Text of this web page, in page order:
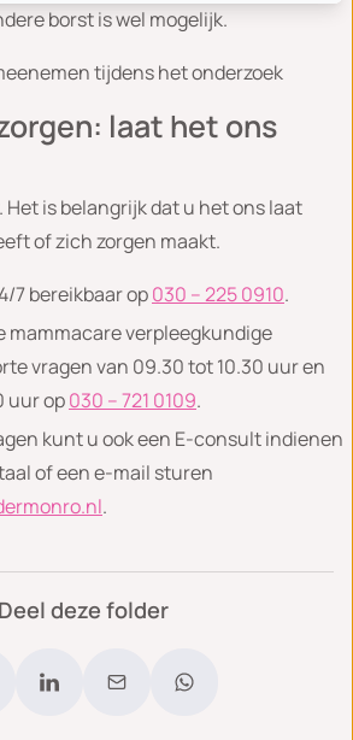
borst is wel mogelijk.
tijdens het onderzoek
laat het ons
Het is belangrijk dat u het ons laat
of zich zorgen maakt.
7 bereikbaar op030 – 225 0910.
mammacare verpleegkundige
vragen van 09.30 tot 10.30 uur en
uur op030 – 721 0109.
kunt u ook een E-consult indienen
of een e-mail sturen
.
Deel deze folder